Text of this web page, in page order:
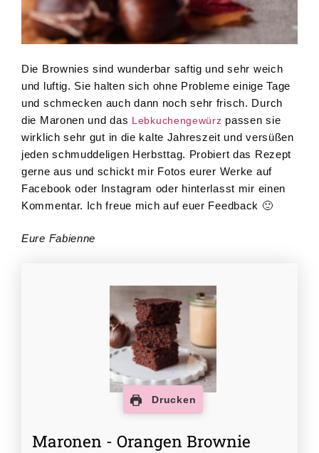
Die Brownies sind wunderbar saftig und sehr weich
und luftig. Sie halten sich ohne Probleme einige Tage
und schmecken auch dann noch sehr frisch. Durch
die Maronen und das Lebkuchengewürz passen sie
wirklich sehr gut in die kalte Jahreszeit und versüßen
jeden schmuddeligen Herbsttag. Probiert das Rezept
gerne aus und schickt mir Fotos eurer Werke auf
Facebook oder Instagram oder hinterlasst mir einen
Kommentar. Ich freue mich auf euer Feedback 🙂
Eure Fabienne
Drucken
Maronen - Orangen Brownie